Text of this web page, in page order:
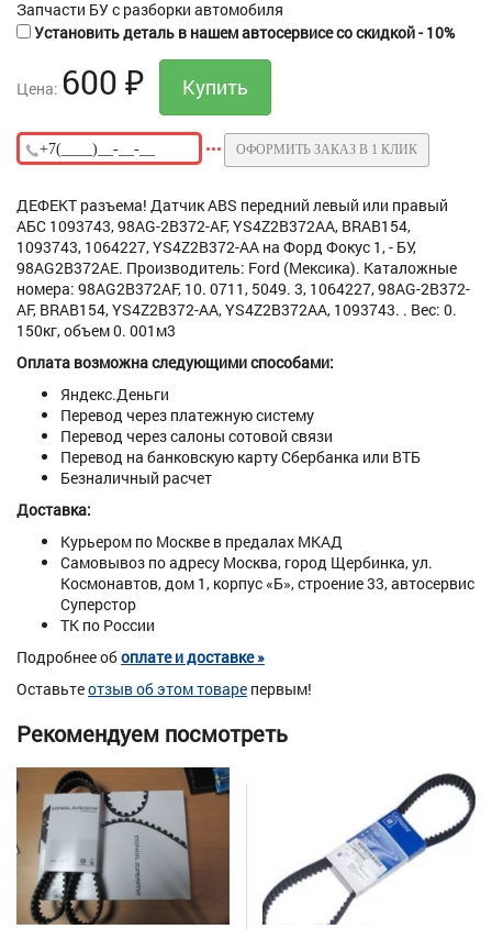
Запчасти БУ с разборки автомобиля
Установить деталь в нашем автосервисе со скидкой - 10%
Цена: 600 ₽
ОФОРМИТЬ ЗАКАЗ В 1 КЛИК
ДЕФЕКТ разъема! Датчик ABS передний левый или правый
АБС 1093743, 98AG-2B372-AF, YS4Z2B372AA, BRAB154,
1093743, 1064227, YS4Z2B372-AA на Форд Фокус 1, - БУ,
98AG2B372AE. Производитель: Ford (Мексика). Каталожные
номера: 98AG2B372AF, 10. 0711, 5049. 3, 1064227, 98AG-2B372-
AF, BRAB154, YS4Z2B372-AA, YS4Z2B372AA, 1093743. . Вес: 0.
150кг, объем 0. 001м3
Оплата возможна следующими способами:
Яндекс.Деньги
Перевод через платежную систему
Перевод через салоны сотовой связи
Перевод на банковскую карту Сбербанка или ВТБ
Безналичный расчет
Доставка:
Курьером по Москве в предалах МКАД
Самовывоз по адресу Москва, город Щербинка, ул.
Космонавтов, дом 1, корпус «Б», строение 33, автосервис
Суперстор
ТК по России
Подробнее обоплате и доставке »
Оставьтеотзыв об этом товаре первым!
Рекомендуем посмотреть